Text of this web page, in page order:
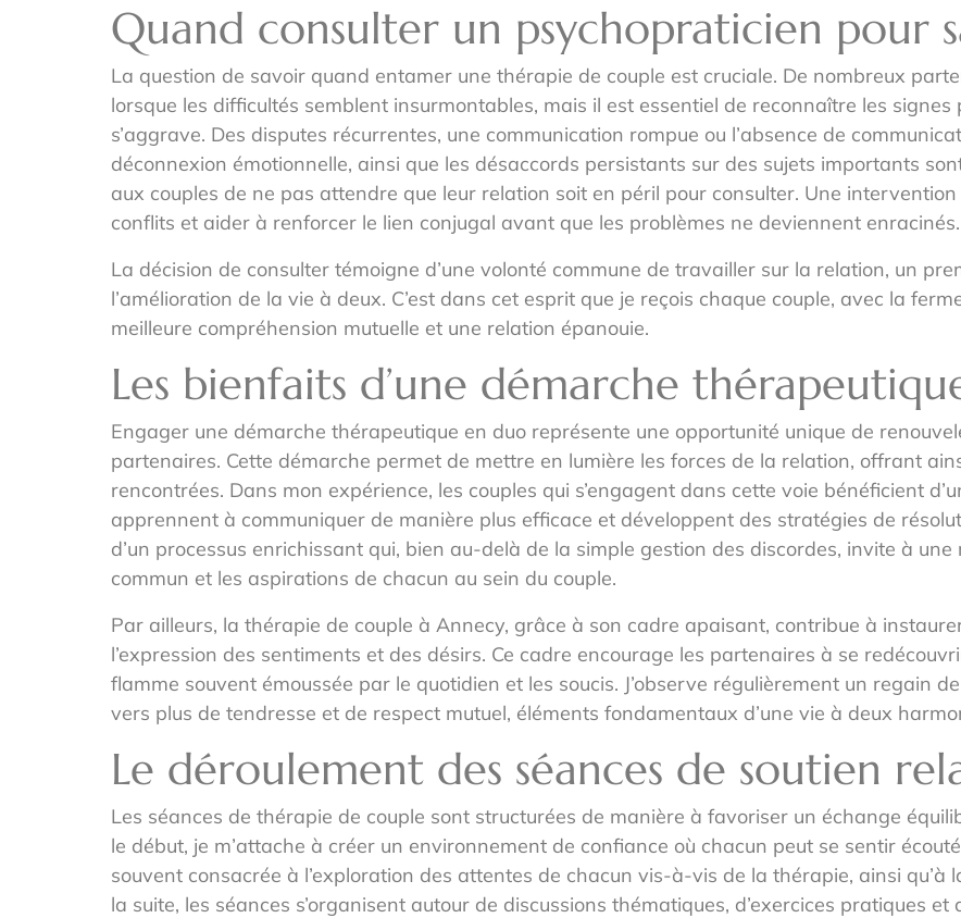
Quand consulter un psychopraticien pour
La question de savoir quand entamer une thérapie de couple est cruciale. De nombreux
lorsque les difficultés semblent insurmontables, mais il est essentiel de reconnaître les
s’aggrave. Des disputes récurrentes, une communication rompue ou l’absence de
déconnexion émotionnelle, ainsi que les désaccords persistants sur des sujets importants
aux couples de ne pas attendre que leur relation soit en péril pour consulter. Une
conflits et aider à renforcer le lien conjugal avant que les problèmes ne deviennent enracinés.
La décision de consulter témoigne d’une volonté commune de travailler sur la relation, un
l’amélioration de la vie à deux. C’est dans cet esprit que je reçois chaque couple, avec la
meilleure compréhension mutuelle et une relation épanouie.
Les bienfaits d’une démarche
Engager une démarche thérapeutique en duo représente une opportunité unique de
partenaires. Cette démarche permet de mettre en lumière les forces de la relation, offrant
rencontrées. Dans mon expérience, les couples qui s’engagent dans cette voie bénéficient
apprennent à communiquer de manière plus efficace et développent des stratégies de
d’un processus enrichissant qui, bien au-delà de la simple gestion des discordes, invite à
commun et les aspirations de chacun au sein du couple.
Par ailleurs, la thérapie de couple à Annecy, grâce à son cadre apaisant, contribue à
l’expression des sentiments et des désirs. Ce cadre encourage les partenaires à se
flamme souvent émoussée par le quotidien et les soucis. J’observe régulièrement un regain
vers plus de tendresse et de respect mutuel, éléments fondamentaux d’une vie à deux
Le déroulement des séances de soutien
Les séances de thérapie de couple sont structurées de manière à favoriser un échange
le début, je m’attache à créer un environnement de confiance où chacun peut se sentir
souvent consacrée à l’exploration des attentes de chacun vis-à-vis de la thérapie, ainsi
la suite, les séances s’organisent autour de discussions thématiques, d’exercices pratiques